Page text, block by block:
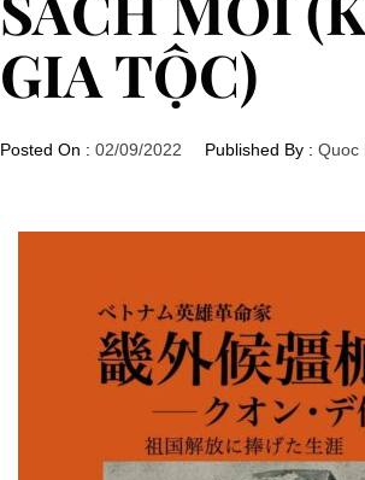
GIA TỘC)
Posted On : 02/09/2022 Published By : Quoc